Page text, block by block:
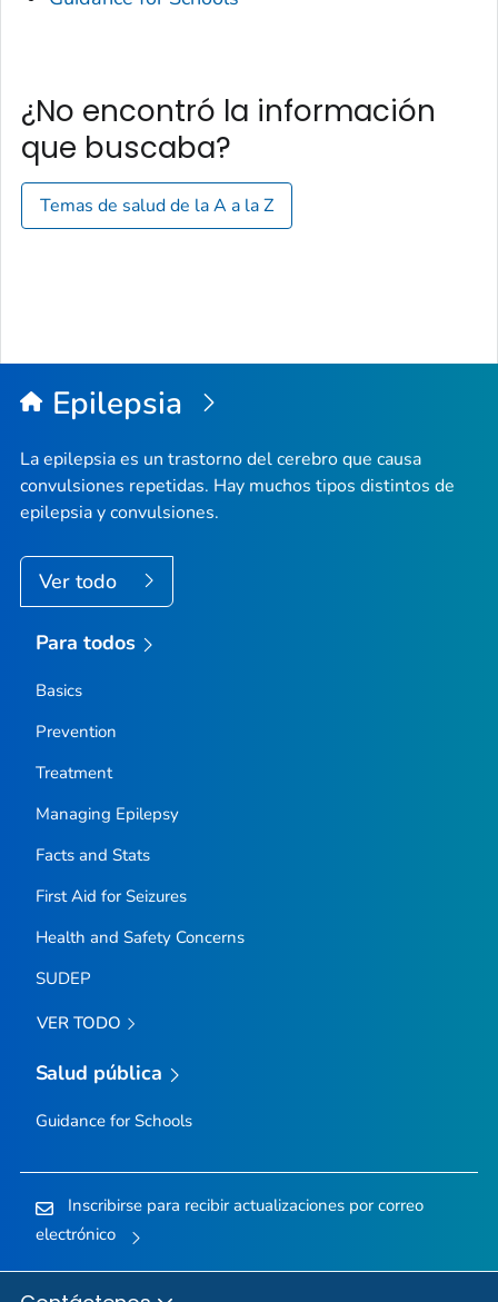
¿No encontró la información
que buscaba?
Temas de salud de la A a la Z
Epilepsia
La epilepsia es un trastorno del cerebro que causa
convulsiones repetidas. Hay muchos tipos distintos de
epilepsia y convulsiones.
Ver todo
Para todos
Basics
Prevention
Treatment
Managing Epilepsy
Facts and Stats
First Aid for Seizures
Health and Safety Concerns
SUDEP
VER TODO
Salud pública
Guidance for Schools
Inscribirse para recibir actualizaciones por correo
electrónico